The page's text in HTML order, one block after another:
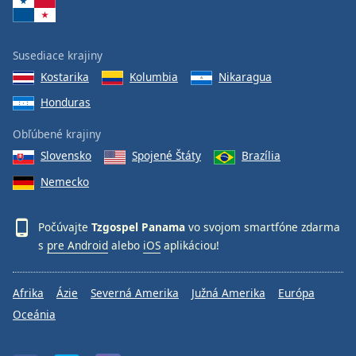
Susediace krajiny
Kostarika
Kolumbia
Nikaragua
Honduras
Obľúbené krajiny
Slovensko
Spojené Štáty
Brazília
Nemecko
Počúvajte Tzgospel Panama vo svojom smartfóne zdarma
s pre Android alebo iOS aplikáciou!
Afrika Ázie Severná Amerika Južná Amerika
Európa
Oceánia